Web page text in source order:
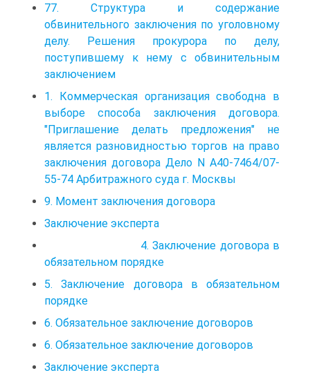
77. Структура и содержание
обвинительного заключения по уголовному
делу. Решения прокурора по делу,
поступившему к нему с обвинительным
заключением
1. Коммерческая организация свободна в
выборе способа заключения договора.
"Приглашение делать предложения" не
является разновидностью торгов на право
заключения договора Дело N А40-7464/07-
55-74 Арбитражного суда г. Москвы
9. Момент заключения договора
Заключение эксперта
4. Заключение договора в
обязательном порядке
5. Заключение договора в обязательном
порядке
6. Обязательное заключение договоров
6. Обязательное заключение договоров
Заключение эксперта